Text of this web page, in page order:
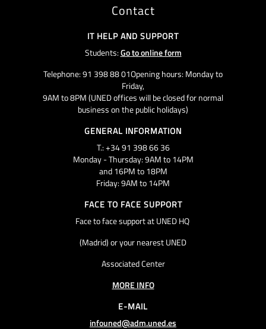
Contact
IT HELP AND SUPPORT
Students:Go to online form
Telephone: 91 398 88 01Opening hours: Monday to
Friday,
9AM to 8PM (UNED offices will be closed for normal
business on the public holidays)
GENERAL INFORMATION
T.: +34 91 398 66 36
Monday - Thursday: 9AM to 14PM
and 16PM to 18PM
Friday: 9AM to 14PM
FACE TO FACE SUPPORT
Face to face support at UNED HQ
(Madrid) or your nearest UNED
Associated Center
MORE INFO
E-MAIL
infouned@adm.uned.es